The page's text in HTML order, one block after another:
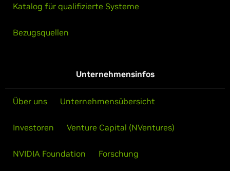
Katalog für qualifizierte Systeme
Bezugsquellen
Unternehmensinfos
Über uns Unternehmensübersicht
Investoren Venture Capital (NVentures)
NVIDIA Foundation Forschung